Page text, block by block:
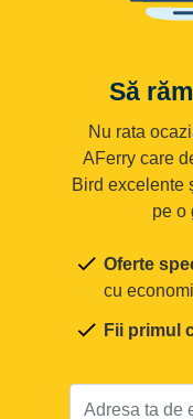
Să
Nu rata
AFerry care
Bird excelente
pe o
Oferte
cu
Fii primul